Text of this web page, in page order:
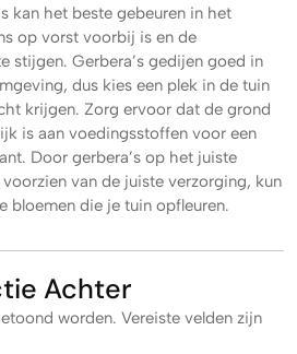
kan het beste gebeuren in het
op vorst voorbij is en de
stijgen. Gerbera’s gedijen goed in
dus kies een plek in de tuin
krijgen. Zorg ervoor dat de grond
is aan voedingsstoffen voor een
Door gerbera’s op het juiste
van de juiste verzorging, kun
bloemen die je tuin opfleuren.
Achter
worden. Vereiste velden zijn